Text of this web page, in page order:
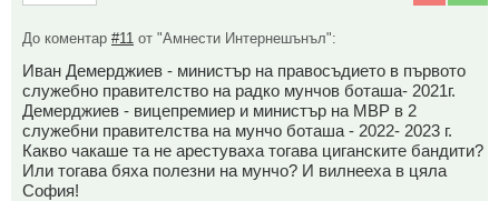
До коментар #11 от "Амнести Интернешънъл":
Иван Демерджиев - министър на правосъдието в първото
служебно правителство на радко мунчов боташа- 2021г.
Демерджиев - вицепремиер и министър на МВР в 2
служебни правителства на мунчо боташа - 2022- 2023 г.
Какво чакаше та не арестуваха тогава цигaнcкитe бандити?
Или тогава бяха полезни на мунчо? И вилнееха в цяла
София!